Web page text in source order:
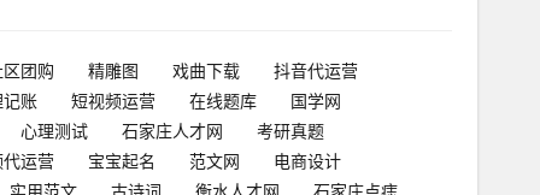
团购 精雕图 戏曲下载
抖音代运营
账
短视频运营 在线题库
国学网
心理测试
石家庄人才网
考研真题
运营
宝宝起名 范文网
电商设计